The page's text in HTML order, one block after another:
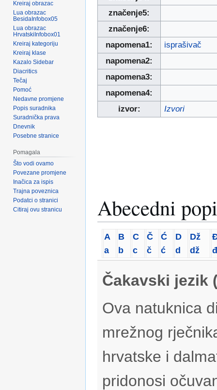
značenje5:
značenje6:
napomena1:
isprašivač
napomena2:
napomena3:
napomena4:
izvor:
Izvori
Abecedni
A
a
B
b
C
c
Č
č
Ć
ć
D
d
Dž
dž
đ
Čakavski jezik
Ova natuknica
mrežnog
hrvatske i
pridonosi
Kreiraj obrazac
Lua obrazac
BesidaInfobox05
Lua obrazac
HrvatskiInfobox01
Kreiraj kategoriju
Kreiraj klase
Kazalo Sidebar
Diacritics
Tečaj
Pomoć
Nedavne promjene
Popis suradnika
Suradnička prava
Dnevnik
Posebne stranice
Pomagala
Što vodi ovamo
Povezane promjene
Inačica za ispis
Trajna poveznica
Podatci o stranici
Citiraj ovu stranicu